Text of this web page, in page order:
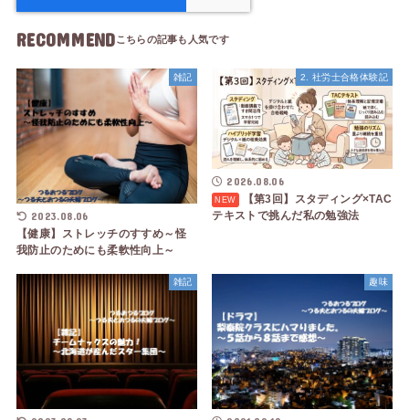
RECOMMEND
雑記
2023.08.06
【健康】ストレッチのすすめ～怪
我防止のためにも柔軟性向上～
2. 社労士合格体験記
2026.08.06
【第3回】スタディング×TAC
テキストで挑んだ私の勉強法
雑記 趣味